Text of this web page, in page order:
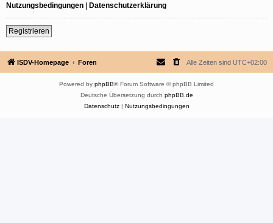
Nutzungsbedingungen | Datenschutzerklärung
Registrieren
ISDV-Homepage Foren Alle Zeiten sind UTC+02:00
Powered by phpBB® Forum Software © phpBB Limited
Deutsche Übersetzung durch phpBB.de
Datenschutz| Nutzungsbedingungen